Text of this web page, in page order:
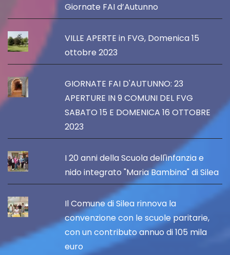
Giornate FAI d’Autunno
VILLE APERTE in FVG, Domenica 15
ottobre 2023
GIORNATE FAI D'AUTUNNO: 23
APERTURE IN 9 COMUNI DEL FVG
SABATO 15 E DOMENICA 16 OTTOBRE
2023
I 20 anni della Scuola dell'infanzia e
nido integrato "Maria Bambina" di Silea
Il Comune di Silea rinnova la
convenzione con le scuole paritarie,
con un contributo annuo di 105 mila
euro